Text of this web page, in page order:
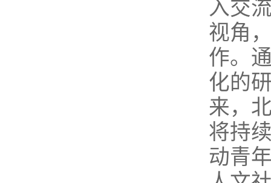
入交
视角
作。
化的
来，
将持
动青